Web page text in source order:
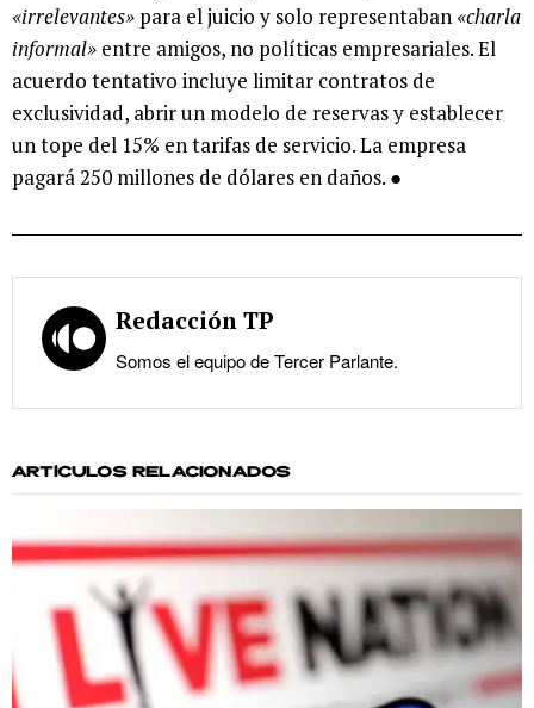
«irrelevantes» para el juicio y solo representaban «charla
informal» entre amigos, no políticas empresariales. El
acuerdo tentativo incluye limitar contratos de
exclusividad, abrir un modelo de reservas y establecer
un tope del 15% en tarifas de servicio. La empresa
pagará 250 millones de dólares en daños. ●
Redacción TP
Somos el equipo de Tercer Parlante.
ARTÍCULOS RELACIONADOS